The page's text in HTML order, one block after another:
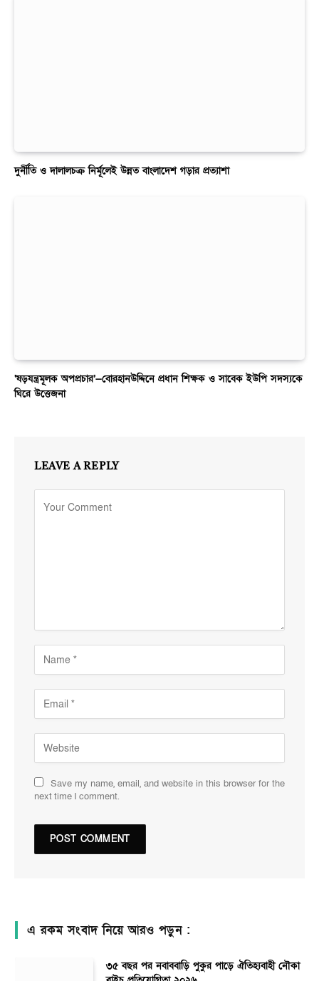
দুর্নীতি ও দালালচক্র নির্মূলেই উন্নত বাংলাদেশ গড়ার প্রত্যাশা
‘ষড়যন্ত্রমূলক অপপ্রচার’—বোরহানউদ্দিনে প্রধান শিক্ষক ও সাবেক ইউপি সদস্যকে
ঘিরে উত্তেজনা
LEAVE A REPLY
Save my name, email, and website in this browser for the
next time I comment.
এ রকম সংবাদ নিয়ে আরও পড়ুন :
৩৫ বছর পর নবাববাড়ি পুকুর পাড়ে ঐতিহ্যবাহী নৌকা